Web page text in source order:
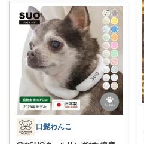
口髭わんこ